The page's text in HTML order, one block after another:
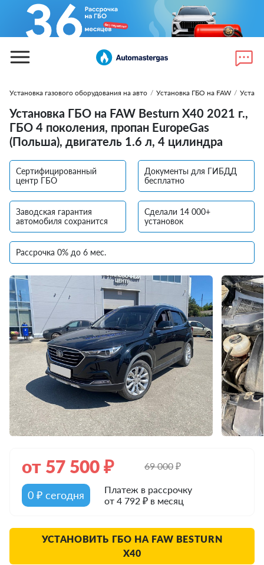
Установка газового оборудования на авто / Установка ГБО на FAW /
Установка ГБО на FAW Besturn X40 2021 г.,
ГБО 4 поколения, пропан EuropeGas
(Польша), двигатель 1.6 л, 4 цилиндра
Сертифицированный
центр ГБО
Документы для ГИБДД
бесплатно
Заводская гарантия
автомобиля сохранится
Сделали 14 000+
установок
Рассрочка 0% до 6 мес.
от 57 500₽ 69 000₽
0 ₽ сегодня
Платеж в рассрочку
от 4 792 ₽ в месяц
УСТАНОВИТЬ ГБО НА FAW BESTURN
X40